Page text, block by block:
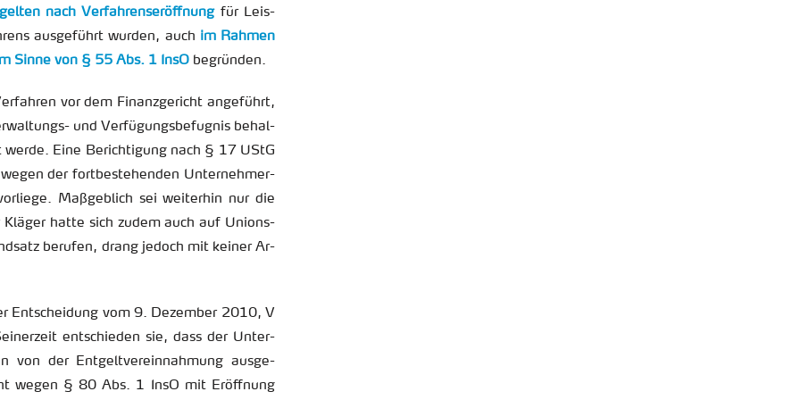
nach Ver­fah­rens­er­öff­nungfür Leis­
aus­ge­führt wur­den, auch im Rah­men
Sinne von § 55 Abs. 1 InsO be­grün­den.
vor dem Fi­nanz­ge­richt an­ge­führt,
und Ver­fü­gungs­be­fug­nis be­hal­
Eine Be­rich­ti­gung nach § 17 UStG
der fort­be­stehen­den Un­ter­neh­me­r­
Ma­ß­geb­lich sei wei­ter­hin nur die
hatte sich zudem auch auf Uni­ons­
be­ru­fen, drang je­doch mit kei­ner Ar­
Ent­schei­dung vom 9. De­zem­ber 2010, V
ent­schie­den sie, dass der Un­ter­
von der Ent­gelt­ver­ein­nah­mung aus­ge­
wegen § 80 Abs. 1 InsO mit Er­öff­nung